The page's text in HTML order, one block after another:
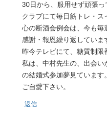
30日から、服用せず頑張
クラブにて毎日筋トレ・ス
心の断酒会例会は、今も毎
感謝・報恩繰り返していま
昨今テレビにて、糖質制限
私は、中村先生の、出会い
の結婚式参加夢見ています。
ご自愛下さい。
返信